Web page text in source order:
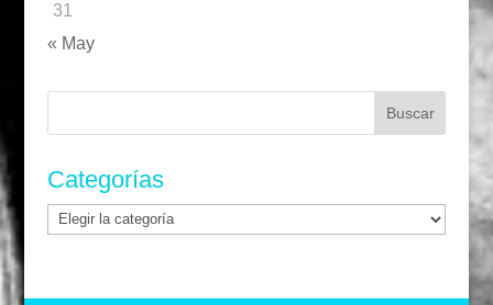
31
« May
Categorías
Categorías